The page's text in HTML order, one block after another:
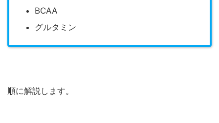
BCAA
グルタミン
順に解説します。